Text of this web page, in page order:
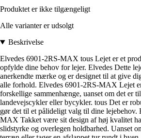
Produktet er ikke tilgængeligt
Alle varianter er udsolgt
Beskrivelse
Elvedes 6901-2RS-MAX tous Lejet er et
opfylde dine behov for lejer. Elvedes Dette
anerkendte mærke og er designet til at give
alle forhold. Elvedes 6901-2RS-MAX Lejet
forskellige sammenhænge, uanset om det er
landevejscykler eller bycykler. tous Det er
gør det til et pålideligt valg til dine lejebehov.
MAX Takket være sit design af høj kvalitet
slidstyrke og overlegen holdbarhed. Uanset